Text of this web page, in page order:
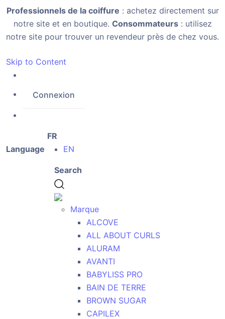
Professionnels de la coiffure : achetez directement sur
notre site et en boutique. Consommateurs: utilisez
notre site pour trouver un revendeur près de chez vous.
Skip to Content
Connexion
Language
FR
EN
Search
Marque
ALCOVE
ALL ABOUT CURLS
ALURAM
AVANTI
BABYLISS PRO
BAIN DE TERRE
BROWN SUGAR
CAPILEX